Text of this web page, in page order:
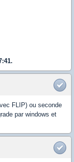
FLIP) ou seconde
par windows et